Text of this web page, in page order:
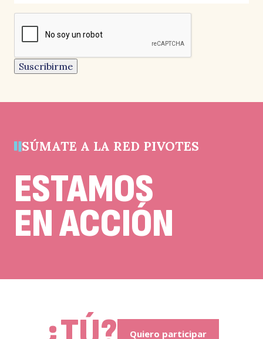
el
campo
un
campo
de
debe
reCAPTCHA
Suscribirme
SÚMATE A LA RED PIVOTES
ESTAMOS
EN ACCIÓN
Quiero participar